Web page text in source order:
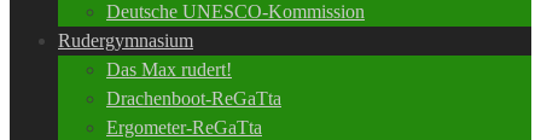
Deutsche UNESCO-Kommission
Rudergymnasium
Das Max rudert!
Drachenboot-ReGaTta
Ergometer-ReGaTta